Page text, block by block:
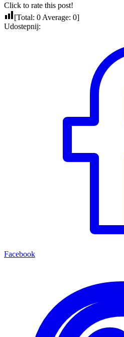
Click to rate this post!
[Total: 0 Average: 0]
Udostepnij:
Facebook